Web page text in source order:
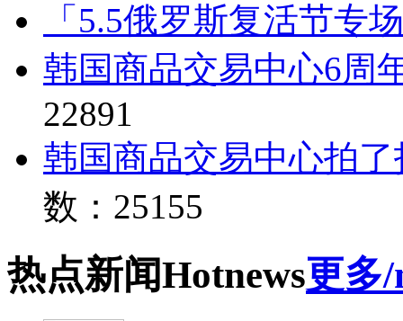
「5.5俄罗斯复活节专
韩国商品交易中心6周
22891
韩国商品交易中心拍
数：25155
热点新闻Hotnews更多